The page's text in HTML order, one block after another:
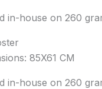
in-house on 260
85X61 CM
in-house on 260